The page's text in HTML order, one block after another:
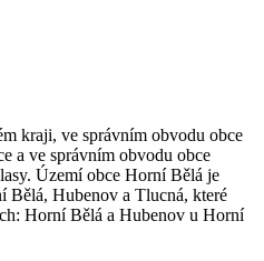
kraji, ve správním obvodu obce
a ve správním obvodu obce
Území obce Horní Bělá je
Bělá, Hubenov a Tlucná, které
Horní Bělá a Hubenov u Horní